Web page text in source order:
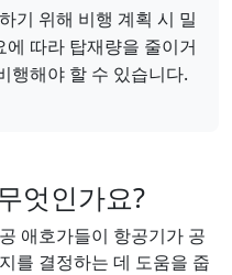
기 위해 비행 계획 시 밀
따라 탑재량을 줄이거
행해야 할 수 있습니다.
엇인가요?
애호가들이 항공기가 공
를 결정하는 데 도움을 줍